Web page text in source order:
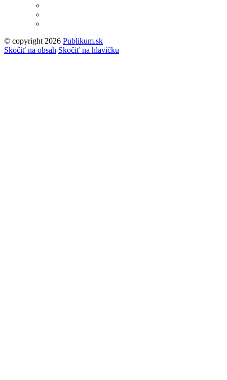
© copyright 2026 Publikum.sk
Tvorba stránok: Enjoy
Skočiť na obsah Skočiť na hlavičku